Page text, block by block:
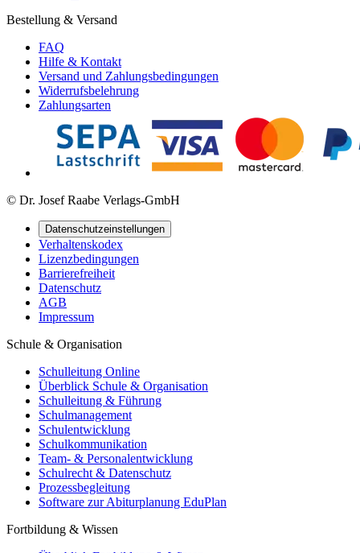
Bestellung & Versand
FAQ
Hilfe & Kontakt
Versand und Zahlungsbedingungen
Widerrufsbelehrung
Zahlungsarten
© Dr. Josef Raabe Verlags-GmbH
Datenschutzeinstellungen
Verhaltenskodex
Lizenzbedingungen
Barrierefreiheit
Datenschutz
AGB
Impressum
Schule & Organisation
Schulleitung Online
Überblick Schule & Organisation
Schulleitung & Führung
Schulmanagement
Schulentwicklung
Schulkommunikation
Team- & Personalentwicklung
Schulrecht & Datenschutz
Prozessbegleitung
Software zur Abiturplanung EduPlan
Fortbildung & Wissen